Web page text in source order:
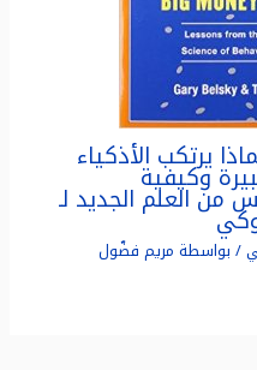
الأذكياء
وكيفية
الجديد لـ
مريم فضّول